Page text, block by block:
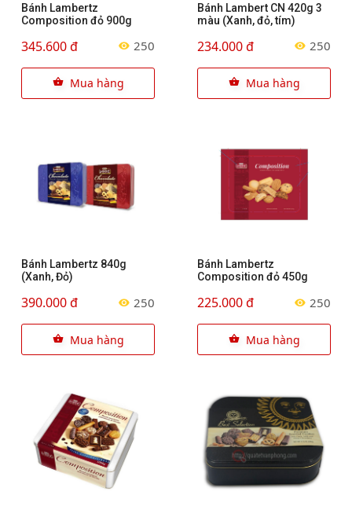
Bánh Lambertz
Composition đỏ 900g
345.600 đ 250
Mua hàng
Bánh Lambert CN 420g 3
màu (Xanh, đỏ, tím)
234.000 đ 250
Mua hàng
Bánh Lambertz 840g
(Xanh, Đỏ)
390.000 đ 250
Mua hàng
Bánh Lambertz
Composition đỏ 450g
225.000 đ 250
Mua hàng